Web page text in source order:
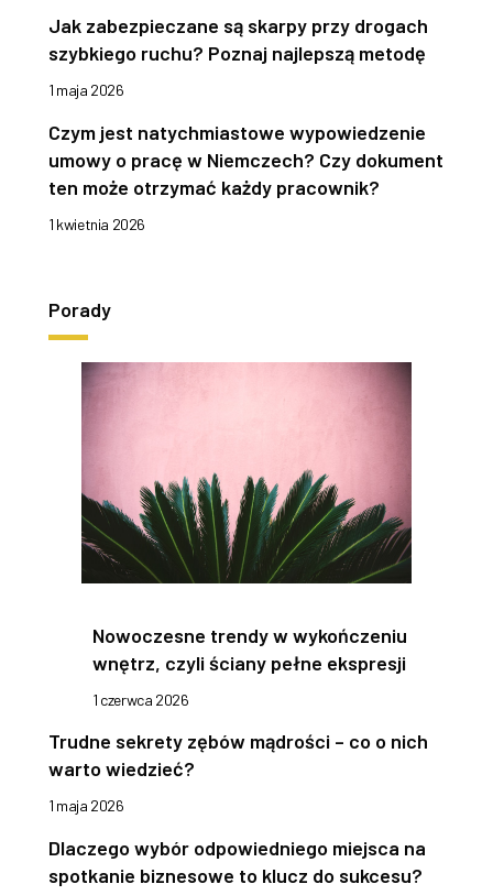
Jak zabezpieczane są skarpy przy drogach
szybkiego ruchu? Poznaj najlepszą metodę
1 maja 2026
Czym jest natychmiastowe wypowiedzenie
umowy o pracę w Niemczech? Czy dokument
ten może otrzymać każdy pracownik?
1 kwietnia 2026
Porady
Nowoczesne trendy w wykończeniu
wnętrz, czyli ściany pełne ekspresji
1 czerwca 2026
Trudne sekrety zębów mądrości – co o nich
warto wiedzieć?
1 maja 2026
Dlaczego wybór odpowiedniego miejsca na
spotkanie biznesowe to klucz do sukcesu?